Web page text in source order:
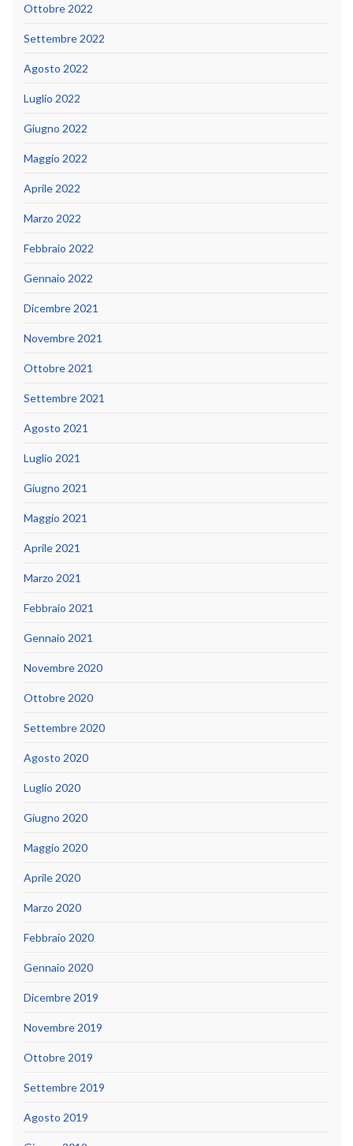
Ottobre 2022
Settembre 2022
Agosto 2022
Luglio 2022
Giugno 2022
Maggio 2022
Aprile 2022
Marzo 2022
Febbraio 2022
Gennaio 2022
Dicembre 2021
Novembre 2021
Ottobre 2021
Settembre 2021
Agosto 2021
Luglio 2021
Giugno 2021
Maggio 2021
Aprile 2021
Marzo 2021
Febbraio 2021
Gennaio 2021
Novembre 2020
Ottobre 2020
Settembre 2020
Agosto 2020
Luglio 2020
Giugno 2020
Maggio 2020
Aprile 2020
Marzo 2020
Febbraio 2020
Gennaio 2020
Dicembre 2019
Novembre 2019
Ottobre 2019
Settembre 2019
Agosto 2019